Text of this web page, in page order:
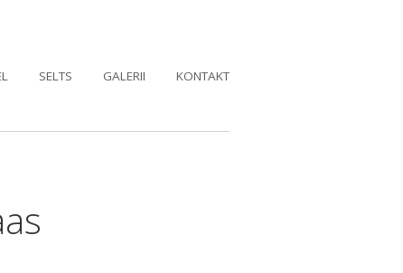
SELTS GALERII KONTAKT